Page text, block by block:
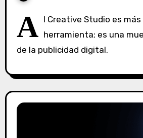
n
c
m
t
A I Creative Studio es más
herramienta; es una
de la publicidad digital.